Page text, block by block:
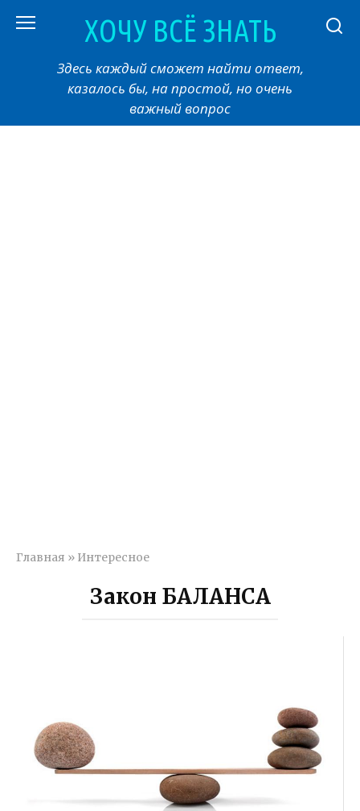
ХОЧУ ВСЁ ЗНАТЬ
Здесь каждый сможет найти ответ,
казалось бы, на простой, но очень
важный вопрос
Главная » Интересное
Закон БАЛАНСА